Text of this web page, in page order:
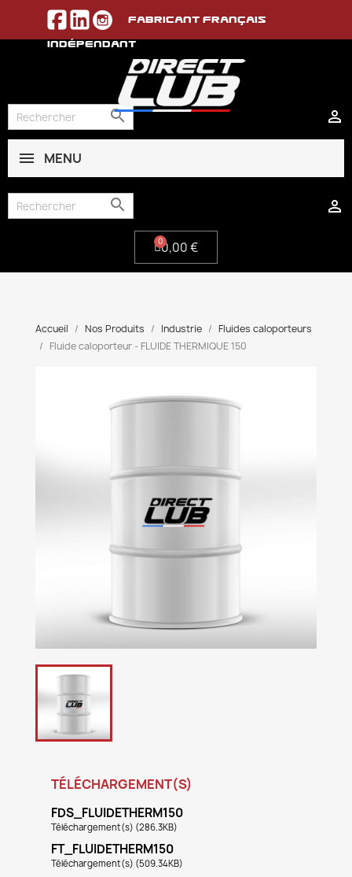
Fabricant français
indépendant


MENU


0,00 €
Accueil Nos Produits Industrie
Fluides caloporteurs
Fluide caloporteur - FLUIDE THERMIQUE 150
TÉLÉCHARGEMENT(S)
FDS_FLUIDETHERM150
Téléchargement(s) (286.3KB)
FT_FLUIDETHERM150
Téléchargement(s) (509.34KB)